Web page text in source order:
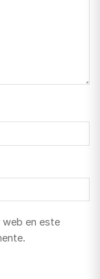
web en este